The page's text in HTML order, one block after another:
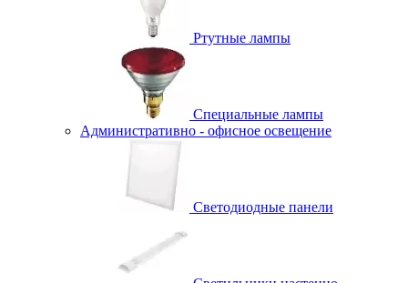
Ртутные лампы
Специальные лампы
Административно - офисное освещение
Светодиодные панели